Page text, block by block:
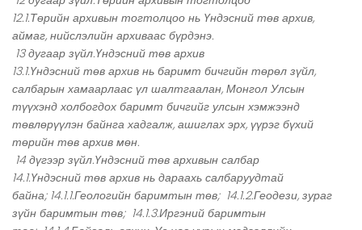
12.1.Төрийн архивын тогтолцоо нь Үндэсний төв архив,
аймаг, нийслэлийн архиваас бүрдэнэ.
13 дугаар зүйл.Үндэсний төв архив
13.1.Үндэсний төв архив нь баримт бичгийн төрөл зүйл,
салбарын хамаарлаас үл шалтгаалан, Монгол Улсын
түүхэнд холбогдох баримт бичгийг улсын хэмжээнд
төвлөрүүлэн байнга хадгалж, ашиглах эрх, үүрэг бүхий
төрийн төв архив мөн.
14 дүгээр зүйл.Үндэсний төв архивын салбар
14.1.Үндэсний төв архив нь дараахь салбаруудтай
байна; 14.1.1.Геологийн баримтын төв; 14.1.2.Геодези, зураг
зүйн баримтын төв; 14.1.3.Иргэний баримтын